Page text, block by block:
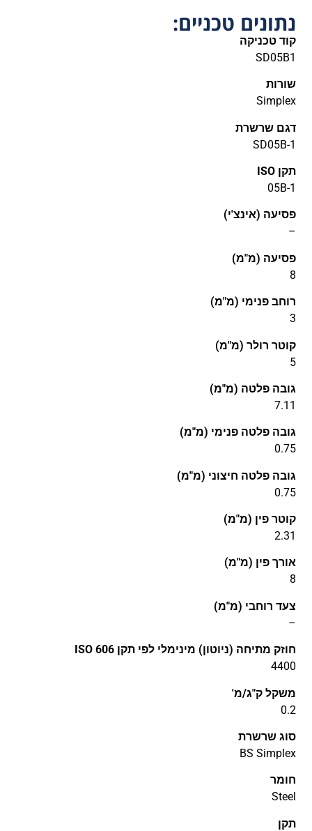
נתונים טכניים:
קוד טכניקה
SD05B1
שורות
Simplex
דגם שרשרת
SD05B-1
תקן ISO
05B-1
פסיעה (אינצ'י)
–
פסיעה (מ"מ)
8
רוחב פנימי (מ"מ)
3
קוטר רולר (מ"מ)
5
גובה פלטה (מ"מ)
7.11
גובה פלטה פנימי (מ"מ)
0.75
גובה פלטה חיצוני (מ"מ)
0.75
קוטר פין (מ"מ)
2.31
אורך פין (מ"מ)
8
צעד רוחבי (מ"מ)
–
חוזק מתיחה (ניוטון) מינימלי לפי תקן ISO 606
4400
משקל ק"ג/מ'
0.2
סוג שרשרת
BS Simplex
חומר
Steel
תקן